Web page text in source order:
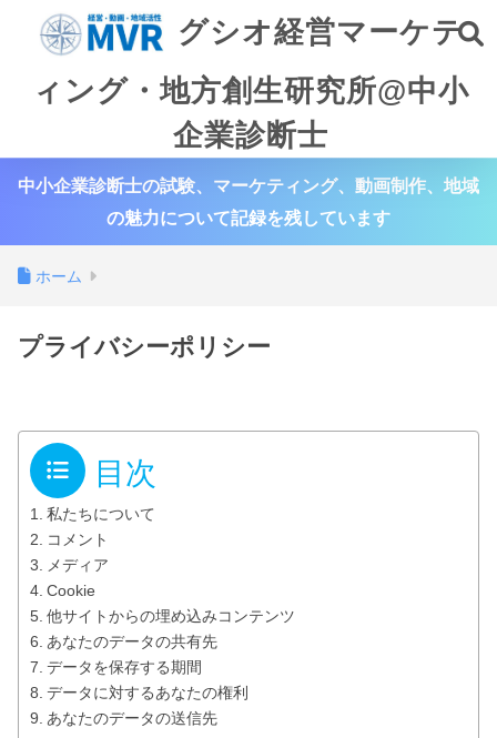
グシオ経営マーケテ
ィング・地方創生研究所@中小
企業診断士
中小企業診断士の試験、マーケティング、動画制作、地域
の魅力について記録を残しています
ホーム
プライバシーポリシー
目次
私たちについて
コメント
メディア
Cookie
他サイトからの埋め込みコンテンツ
あなたのデータの共有先
データを保存する期間
データに対するあなたの権利
あなたのデータの送信先